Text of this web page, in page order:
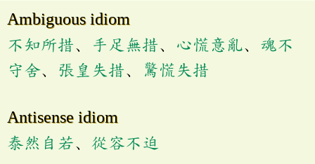
Ambiguous idiom
不知所措、 手足無措、 心慌意亂、 魂不
守舍、 張皇失措、 驚慌失措
Antisense idiom
泰然自若、 從容不迫